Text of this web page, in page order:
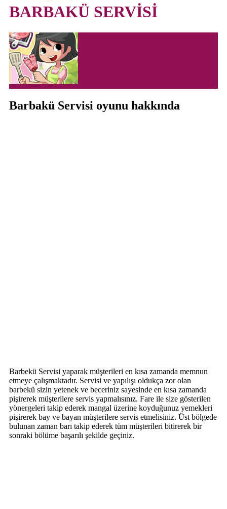
BARBAKÜ SERVİSİ
Barbakü Servisi oyunu hakkında
Barbekü Servisi yaparak müşterileri en kısa zamanda memnun
etmeye çalışmaktadır. Servisi ve yapılışı oldukça zor olan
barbekü sizin yetenek ve beceriniz sayesinde en kısa zamanda
pişirerek müşterilere servis yapmalısınız. Fare ile size gösterilen
yönergeleri takip ederek mangal üzerine koyduğunuz yemekleri
pişirerek bay ve bayan müşterilere servis etmelisiniz. Üst bölgede
bulunan zaman barı takip ederek tüm müşterileri bitirerek bir
sonraki bölüme başarılı şekilde geçiniz.